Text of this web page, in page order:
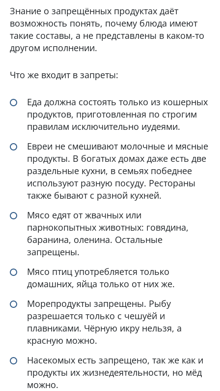
Знание о запрещённых продуктах даёт
возможность понять, почему блюда имеют
такие составы, а не представлены в каком-то
другом исполнении.
Что же входит в запреты:
Еда должна состоять только из кошерных
продуктов, приготовленная по строгим
правилам исключительно иудеями.
Евреи не смешивают молочные и мясные
продукты. В богатых домах даже есть две
раздельные кухни, в семьях победнее
используют разную посуду. Рестораны
также бывают с разной кухней.
Мясо едят от жвачных или
парнокопытных животных: говядина,
баранина, оленина. Остальные
запрещены.
Мясо птиц употребляется только
домашних, яйца только от них же.
Морепродукты запрещены. Рыбу
разрешается только с чешуёй и
плавниками. Чёрную икру нельзя, а
красную можно.
Насекомых есть запрещено, так же как и
продукты их жизнедеятельности, но мёд
можно.